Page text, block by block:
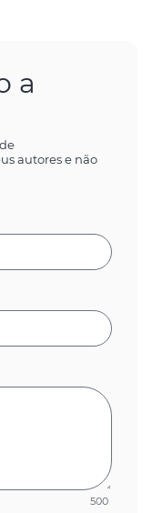
a
autores e não
500